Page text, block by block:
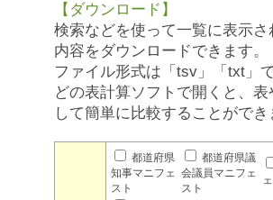
【ダウンロード】
検索などを使って一覧に表示さ
内容をダウンロードできます。
ファイル形式は「tsv」「txt」
どの表計算ソフトで開くと、表
して簡単に比較することができ
都道府県
知事マニフェ
スト
都道府県議
会議員マニフェ
スト